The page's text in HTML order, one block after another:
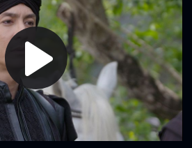
Play
Video
คนอย่างเธอไม่มีทางได้แต่งงานกับเจ้าหลวง
ยังไม่รู้สึกว่าเป็นภาระ
นี่คือเพลงที่เอาไว้ร้องให้ภรรยาฟัง